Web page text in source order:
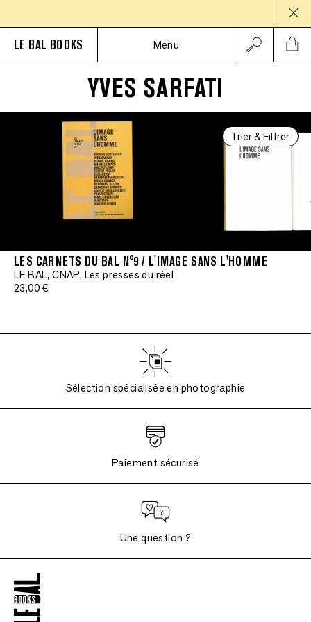
LE BAL BOOKS Menu
YVES SARFATI
Trier & Filtrer
LES CARNETS DU BAL N°9 / L'IMAGE SANS L'HOMME
LE BAL, CNAP, Les presses du réel
23,00 €
Sélection spécialisée en photographie
Paiement sécurisé
Une question ?